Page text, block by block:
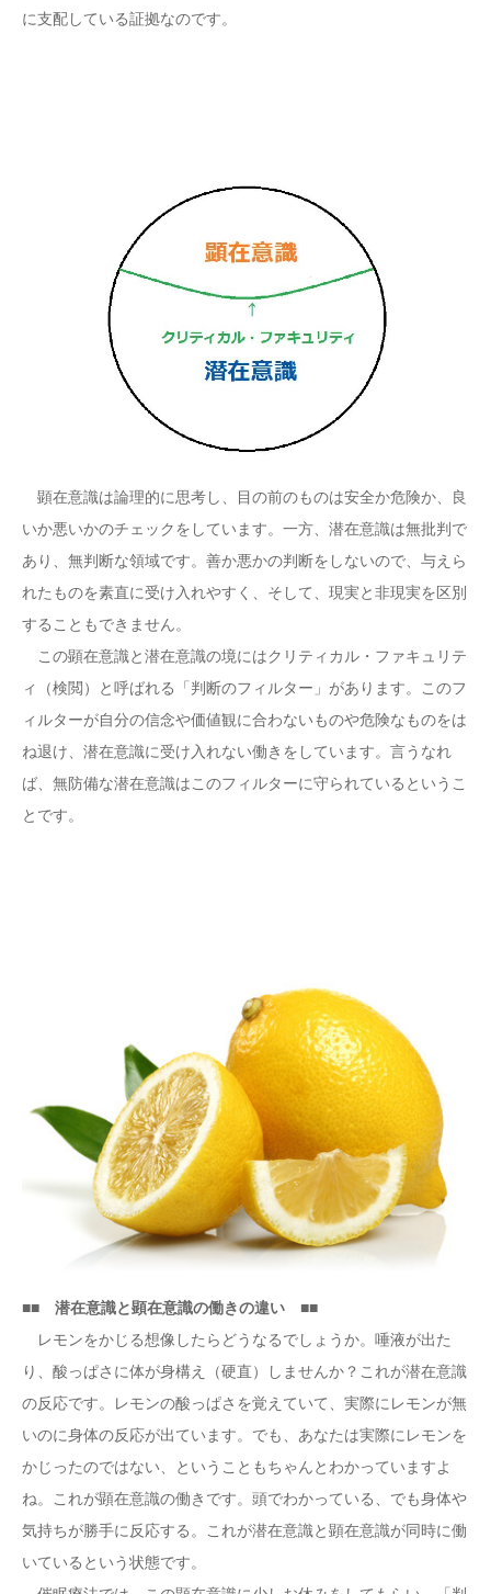
に支配している証拠なのです。
顕在意識は論理的に思考し、目の前のものは安全か危険か、良
いか悪いかのチェックをしています。一方、潜在意識は無批判で
あり、無判断な領域です。善か悪かの判断をしないので、与えら
れたものを素直に受け入れやすく、そして、現実と非現実を区別
することもできません。
この顕在意識と潜在意識の境にはクリティカル・ファキュリテ
ィ（検閲）と呼ばれる「判断のフィルター」があります。このフ
ィルターが自分の信念や価値観に合わないものや危険なものをは
ね退け、潜在意識に受け入れない働きをしています。言うなれ
ば、無防備な潜在意識はこのフィルターに守られているというこ
とです。
■■ 潜在意識と顕在意識の働きの違い ■■
レモンをかじる想像したらどうなるでしょうか。唾液が出た
り、酸っぱさに体が身構え（硬直）しませんか？これが潜在意識
の反応です。レモンの酸っぱさを覚えていて、実際にレモンが無
いのに身体の反応が出ています。でも、あなたは実際にレモンを
かじったのではない、ということもちゃんとわかっていますよ
ね。これが顕在意識の働きです。頭でわかっている、でも身体や
気持ちが勝手に反応する。これが潜在意識と顕在意識が同時に働
いているという状態です。